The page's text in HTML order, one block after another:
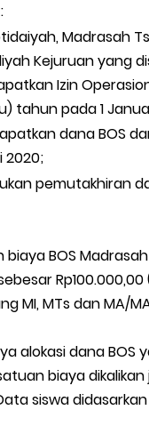
Madrasah
Kejuruan yang
Izin
tahun pada 1
dana BOS
2020;
pemutakhiran
BOS
MI, MTs dan MA/
alokasi dana BOS
biaya
siswa